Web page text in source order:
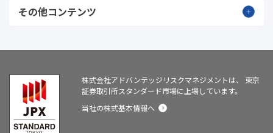
その他コンテンツ
株式会社アドバンテッジリスクマネジメントは、
東京
証券取引所スタンダード市場に上場しています。
当社の株式基本情報へ